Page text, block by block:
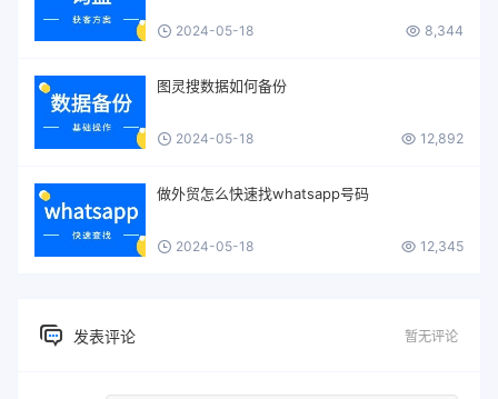
2024-05-18 8,344
图灵搜数据如何备份
2024-05-18 12,892
做外贸怎么快速找whatsapp号码
2024-05-18 12,345
发表评论 暂无评论